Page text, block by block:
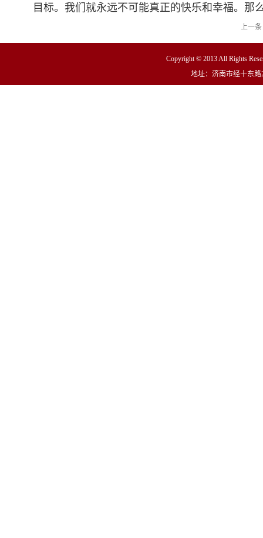
目标。我们就永远不可能真正的快乐和幸福。
上一
Copyright © 2013 All Rights
地址：济南市经十东路